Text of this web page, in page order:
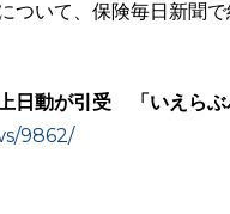
ついて、保険毎日新聞で
日動が引受 「いえらぶ
9862/